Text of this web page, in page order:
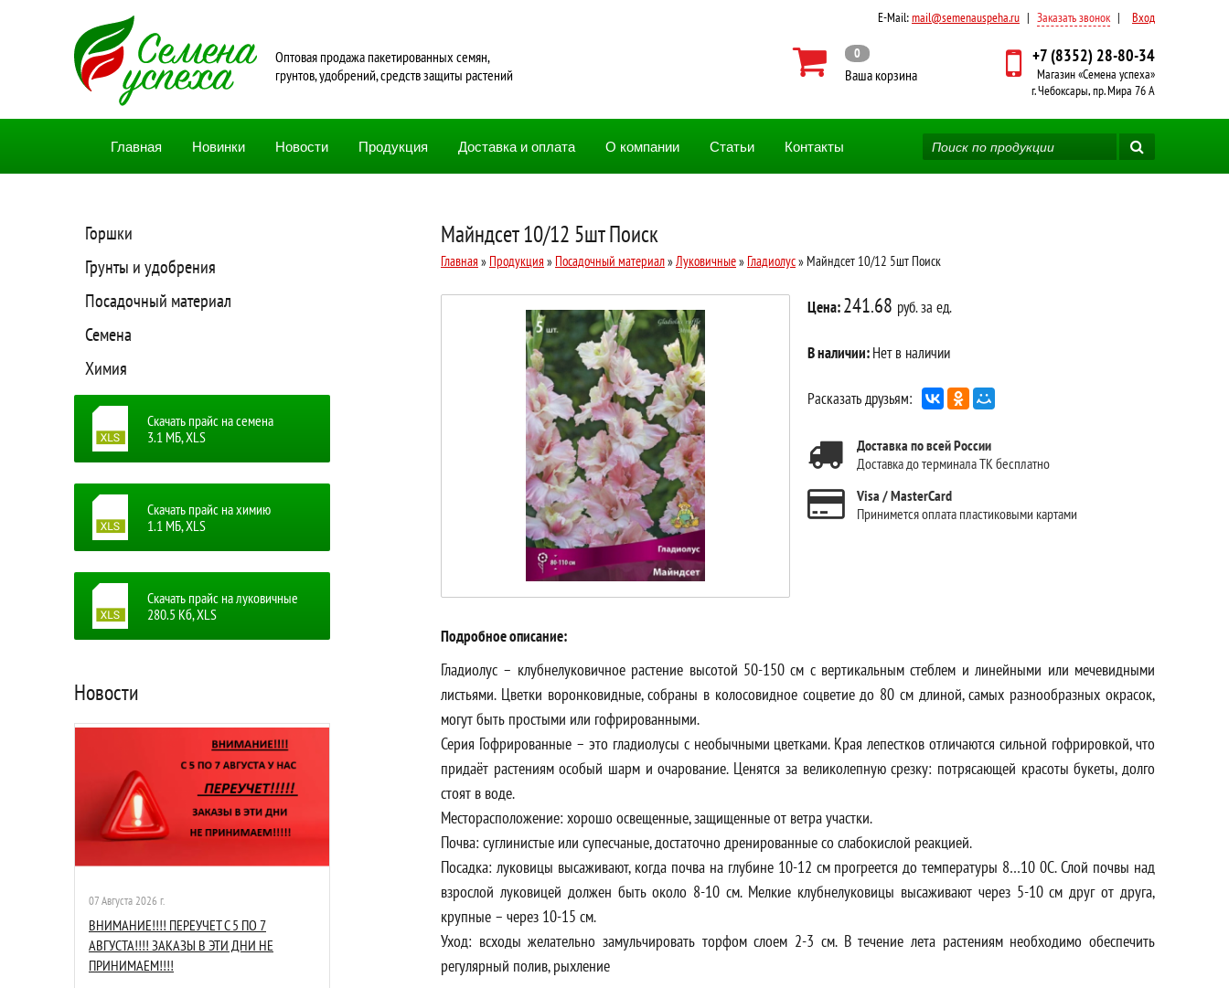
E-Mail:mail@semenauspeha.ru | Заказать звонок | Вход
Oптовая продажа пакетированных семян,
грунтов, удобрений, средств защиты растений
0
Ваша корзина
+7 (8352) 28-80-34
Магазин «Семена успеха»
г. Чебоксары, пр. Мира 76 А
Главная Новинки Новости Продукция Доставка и оплата О компании Статьи Контакты
Горшки
Грунты и удобрения
Посадочный материал
Семена
Химия
Скачать прайс на семена
3.1 MБ, XLS
Скачать прайс на химию
1.1 MБ, XLS
Скачать прайс на луковичные
280.5 Кб, XLS
Новости
07 Августа 2026 г.
ВНИМАНИЕ!!!! ПЕРЕУЧЕТ С 5 ПО 7
АВГУСТА!!!! ЗАКАЗЫ В ЭТИ ДНИ НЕ
ПРИНИМАЕМ!!!!
Майндсет 10/12 5шт Поиск
Главная » Продукция » Посадочный материал» Луковичные» Гладиолус» Майндсет 10/12 5шт Поиск
Цена:241.68 руб. за ед.
В наличии:Нет в наличии
Расказать друзьям:
Доставка по всей России
Доставка до терминала ТК бесплатно
Visa / MasterCard
Принимется оплата пластиковыми картами
Подробное описание:
Гладиолус – клубнелуковичное растение высотой 50-150 см с вертикальным стеблем и линейными или мечевидными
листьями. Цветки воронковидные, собраны в колосовидное соцветие до 80 см длиной, самых разнообразных окрасок,
могут быть простыми или гофрированными.
Серия Гофрированные – это гладиолусы с необычными цветками. Края лепестков отличаются сильной гофрировкой, что
придаёт растениям особый шарм и очарование. Ценятся за великолепную срезку: потрясающей красоты букеты, долго
стоят в воде.
Месторасположение: хорошо освещенные, защищенные от ветра участки.
Почва: суглинистые или супесчаные, достаточно дренированные со слабокислой реакцией.
Посадка: луковицы высаживают, когда почва на глубине 10-12 см прогреется до температуры 8…10 0С. Слой почвы над
взрослой луковицей должен быть около 8-10 см. Мелкие клубнелуковицы высаживают через 5-10 см друг от друга,
крупные – через 10-15 см.
Уход: всходы желательно замульчировать торфом слоем 2-3 см. В течение лета растениям необходимо обеспечить
регулярный полив, рыхление